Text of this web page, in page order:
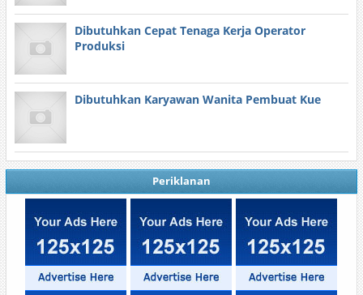
Dibutuhkan Cepat Tenaga Kerja Operator
Produksi
Dibutuhkan Karyawan Wanita Pembuat Kue
Periklanan